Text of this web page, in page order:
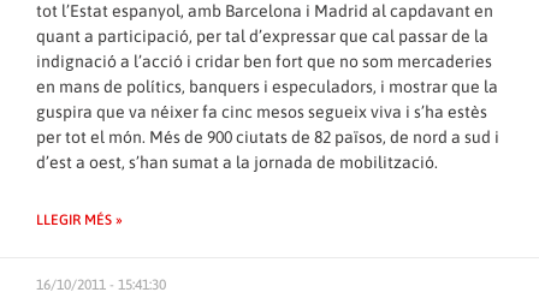
tot l’Estat espanyol, amb Barcelona i Madrid al capdavant en
quant a participació, per tal d’expressar que cal passar de la
indignació a l’acció i cridar ben fort que no som mercaderies
en mans de polítics, banquers i especuladors, i mostrar que la
guspira que va néixer fa cinc mesos segueix viva i s’ha estès
per tot el món. Més de 900 ciutats de 82 països, de nord a sud i
d’est a oest, s’han sumat a la jornada de mobilització.
LLEGIR MÉS »
16/10/2011 - 15:41:30